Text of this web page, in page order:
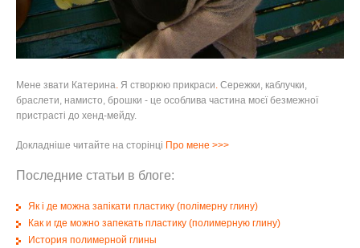
Мене звати Катерина.Я створюю прикраси.Сережки, каблучки,
браслети, намисто, брошки - це особлива частина моєї безмежної
пристрасті до хенд-мейду.
Докладніше читайте на сторінці Про мене >>>
Последние статьи в блоге:
Як і де можна запікати пластику (полімерну глину)
Как и где можно запекать пластику (полимерную глину)
История полимерной глины